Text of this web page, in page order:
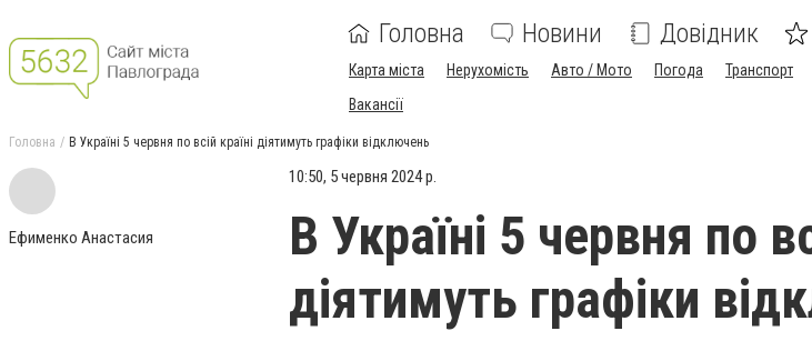
Головна Новини Довідник
Карта міста Нерухомість Авто / Мото Погода Транспорт
Вакансії
Головна В Україні 5 червня по всій країні діятимуть графіки відключень
Ефименко Анастасия
10:50, 5 червня 2024 р.
В Україні 5 червня по
діятимуть графіки